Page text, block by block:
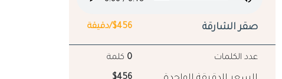
صقر الشارقة $456/دقيقة
عدد الكلمات 0 كلمة